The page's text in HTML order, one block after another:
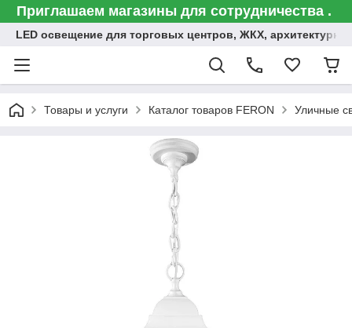
Приглашаем магазины для сотрудничества .
LED освещение для торговых центров, ЖКХ,
Товары и услуги Каталог товаров FERON Уличные